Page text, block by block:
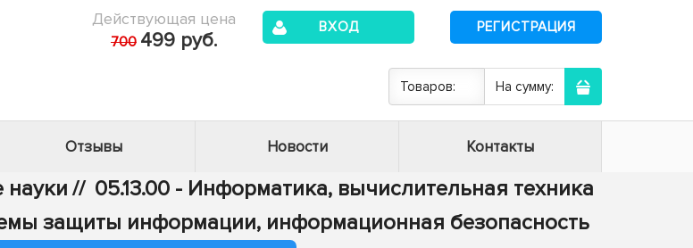
Действующая цена
700 499 руб.
ВХОД РЕГИСТРАЦИЯ
Товаров: На сумму:
Отзывы Новости Контакты
науки // 05.13.00 - Информатика, вычислительная техника
защиты информации, информационная безопасность